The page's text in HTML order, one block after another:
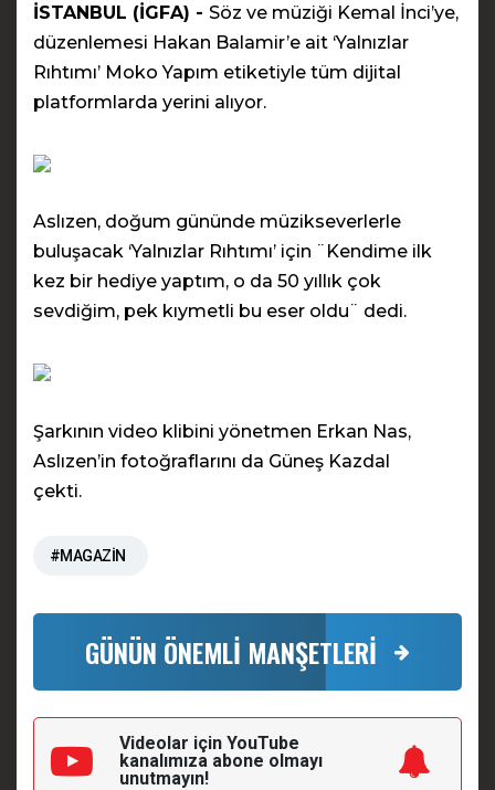
İSTANBUL (İGFA) - Söz ve müziği Kemal İnci’ye,
düzenlemesi Hakan Balamir’e ait ‘Yalnızlar
Rıhtımı’ Moko Yapım etiketiyle tüm dijital
platformlarda yerini alıyor.
Aslızen, doğum gününde müzikseverlerle
buluşacak ‘Yalnızlar Rıhtımı’ için ¨Kendime ilk
kez bir hediye yaptım, o da 50 yıllık çok
sevdiğim, pek kıymetli bu eser oldu¨ dedi.
Şarkının video klibini yönetmen Erkan Nas,
Aslızen’in fotoğraflarını da Güneş Kazdal
çekti.
#MAGAZİN
GÜNÜN ÖNEMLİ MANŞETLERİ
Videolar için YouTube
kanalımıza abone olmayı
unutmayın!